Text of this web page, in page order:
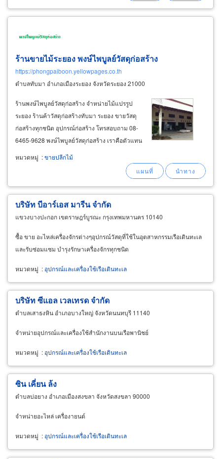
ร้านขายไม้ระยอง พงษ์ไพบูลย์วัสดุก่อสร้าง
https://phongpaiboon.yellowpages.co.th
ตำบลทับมา อำเภอเมืองระยอง จังหวัดระยอง 21000
ร้านพงษ์ไพบูลย์วัสดุก่อสร้าง จำหน่ายไม้แปรรูป
ระยอง ร้านค้าวัสดุก่อสร้างทับมา ระยอง ขายวัสดุ
ก่อสร้างทุกชนิด อุปกรณ์ก่อสร้าง โทรสอบถาม 08-
6465-9628 พงษ์ไพบูลย์วัสดุก่อสร้าง เราคือตัวแทน
จำหน่ายวัสดุก่อสร้างแบบครบวงจรในเขตทับมา
ระยอง บริการทั้งขายปลีกและขายส่งไม้แปรรูป
หมวดหมู่ :ขายปลีกไม้
บริษัท บีอาร์เอส มารีน จำกัด
แขวงบางปะกอก เขตราษฎร์บูรณะ กรุงเทพมหานคร 10140
ซื้อ ขาย อะไหล่เครื่องจักรต่างๆอุปกรณ์วัสดุที่ใช้ในอุตสาหกรรมเรือเดินทะเล
และรับซ่อมแซม บำรุงรักษาเครื่องจักรทุกชนิด
หมวดหมู่ : อุปกรณ์และเครื่องใช้เรือเดินทะเล
บริษัท ซีแอล เวลเทรด จำกัด
ตำบลเสาธงหิน อำเภอบางใหญ่ จังหวัดนนทบุรี 11140
จำหน่ายอุปกรณ์และเครื่องใช้สำนักงานบนเรือพานิชย์
หมวดหมู่ : อุปกรณ์และเครื่องใช้เรือเดินทะเล
ซิน เคี่ยน ล้ง
ตำบลบ่อยาง อำเภอเมืองสงขลา จังหวัดสงขลา 90000
จำหน่ายอะไหล่ เครื่องายนต์
หมวดหมู่ : อุปกรณ์และเครื่องใช้เรือเดินทะเล